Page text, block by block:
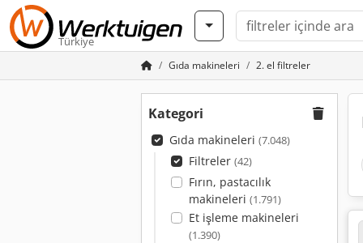
Türkiye
Gıda makineleri 2. el filtreler
Kategori
Gıda makineleri (7.048)
Filtreler (42)
Fırın, pastacılık
makineleri (1.791)
Et işleme makineleri
(1.390)